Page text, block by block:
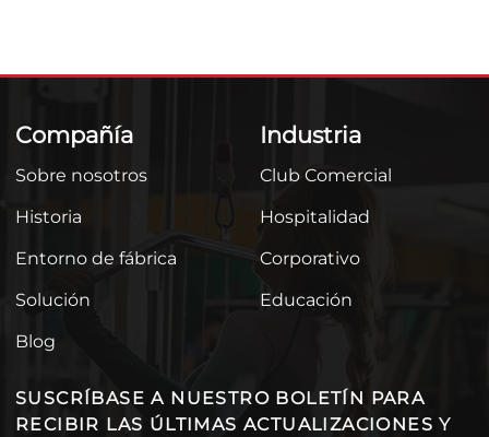
Compañía
Sobre nosotros
Historia
Entorno de fábrica
Solución
Blog
Industria
Club Comercial
Hospitalidad
Corporativo
Educación
SUSCRÍBASE A NUESTRO BOLETÍN PARA
RECIBIR LAS ÚLTIMAS ACTUALIZACIONES Y